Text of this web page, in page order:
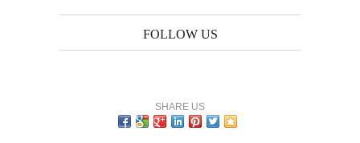
FOLLOW US
SHARE US